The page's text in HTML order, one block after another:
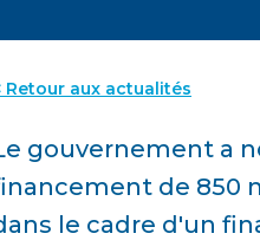
Retour aux actualités
gouvernement a
de 850
le cadre d'un